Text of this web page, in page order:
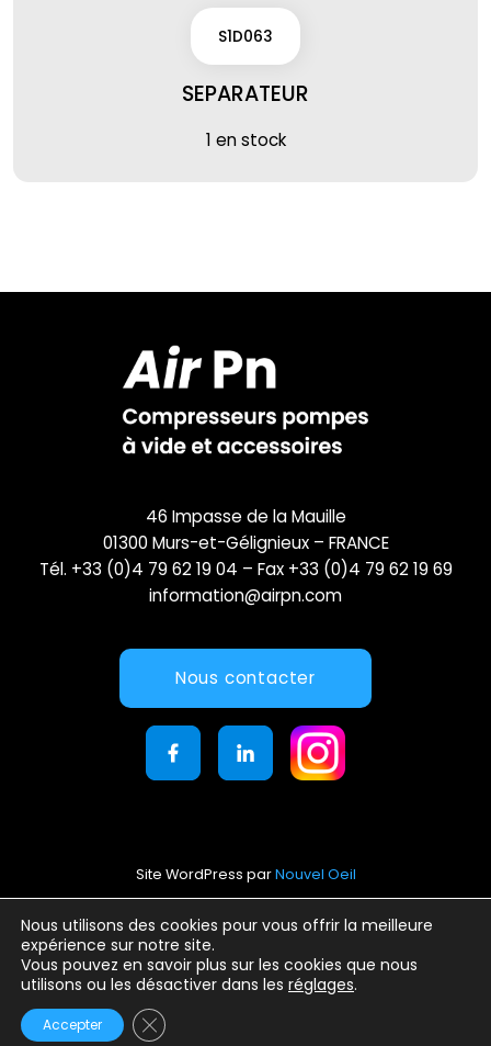
S1D063
SEPARATEUR
1 en stock
Nous utilisons des cookies pour vous offrir la meilleure
expérience sur notre site.
Vous pouvez en savoir plus sur les cookies que nous
utilisons ou les désactiver dans les réglages.
Accepter Fermer la bannière des cookies GDPR
46 Impasse de la Mauille
01300 Murs-et-Gélignieux – FRANCE
Tél. +33 (0)4 79 62 19 04 – Fax +33 (0)4 79 62 19 69
information@airpn.com
Nous contacter
Site WordPress parNouvel Oeil
Mentions légales
Conditions générales d’utilisation
Politique de confidentialité